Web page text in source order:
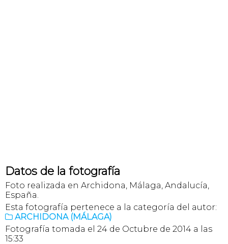
Datos de la fotografía
Foto realizada en Archidona, Málaga, Andalucía,
España.
Esta fotografía pertenece a la categoría del autor:
 ARCHIDONA (MÁLAGA)
Fotografía tomada el 24 de Octubre de 2014 a las
15:33